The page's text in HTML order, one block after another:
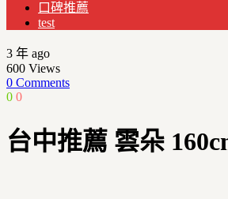
口碑推薦
test
3 年 ago
600 Views
0 Comments
0 0
台中推薦 雲朵